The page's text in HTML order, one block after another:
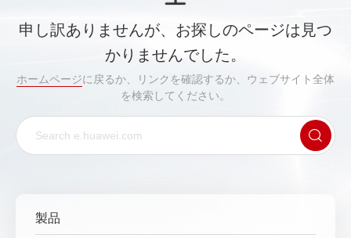
申し訳ありませんが、お探しのページは見つ
かりませんでした。
ホームページに戻るか、リンクを確認するか、ウェブサイト全体
を検索してください。
製品